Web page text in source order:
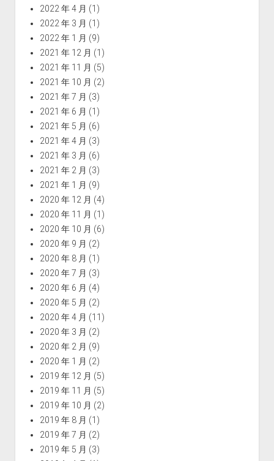
2022 年 4 月 (1)
2022 年 3 月 (1)
2022 年 1 月 (9)
2021 年 12 月 (1)
2021 年 11 月 (5)
2021 年 10 月 (2)
2021 年 7 月 (3)
2021 年 6 月 (1)
2021 年 5 月 (6)
2021 年 4 月 (3)
2021 年 3 月 (6)
2021 年 2 月 (3)
2021 年 1 月 (9)
2020 年 12 月 (4)
2020 年 11 月 (1)
2020 年 10 月 (6)
2020 年 9 月 (2)
2020 年 8 月 (1)
2020 年 7 月 (3)
2020 年 6 月 (4)
2020 年 5 月 (2)
2020 年 4 月 (11)
2020 年 3 月 (2)
2020 年 2 月 (9)
2020 年 1 月 (2)
2019 年 12 月 (5)
2019 年 11 月 (5)
2019 年 10 月 (2)
2019 年 8 月 (1)
2019 年 7 月 (2)
2019 年 5 月 (3)